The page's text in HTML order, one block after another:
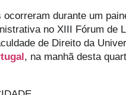
ocorreram durante um
no XIII Fórum de
de Direito da
, na manhã desta